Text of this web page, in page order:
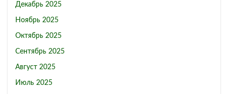
Декабрь 2025
Ноябрь 2025
Октябрь 2025
Сентябрь 2025
Август 2025
Июль 2025